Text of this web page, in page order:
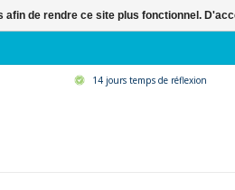
14 jours temps de réflexion
afin de rendre ce site plus fonctionnel.